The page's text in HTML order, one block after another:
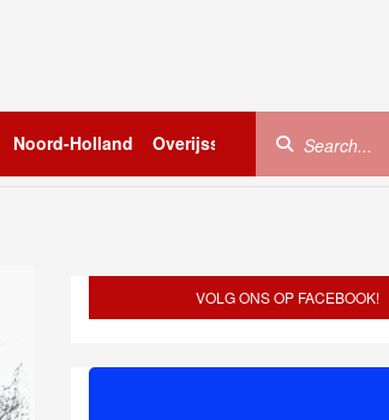
Noord-Holland Overijssel Utrecht Zeeland
VOLG ONS OP FACEBOOK!